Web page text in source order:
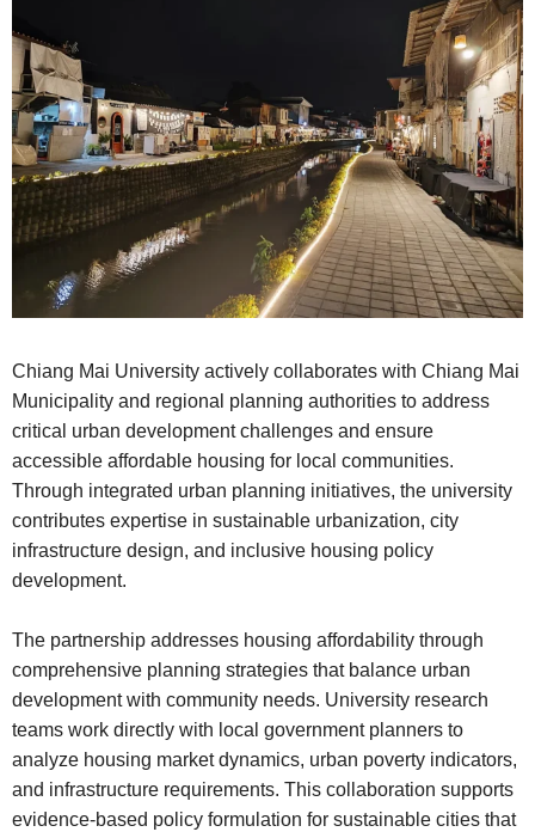
Chiang Mai University actively collaborates with Chiang Mai
Municipality and regional planning authorities to address
critical urban development challenges and ensure
accessible affordable housing for local communities.
Through integrated urban planning initiatives, the university
contributes expertise in sustainable urbanization, city
infrastructure design, and inclusive housing policy
development.
The partnership addresses housing affordability through
comprehensive planning strategies that balance urban
development with community needs. University research
teams work directly with local government planners to
analyze housing market dynamics, urban poverty indicators,
and infrastructure requirements. This collaboration supports
evidence-based policy formulation for sustainable cities that